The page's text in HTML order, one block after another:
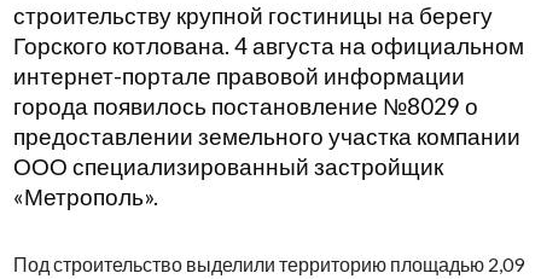
строительству крупной гостиницы на берегу
Горского котлована. 4 августа на официальном
интернет-портале правовой информации
города появилось постановление №8029 о
предоставлении земельного участка компании
ООО специализированный застройщик
«Метрополь».
Под строительство выделили территорию площадью 2,09